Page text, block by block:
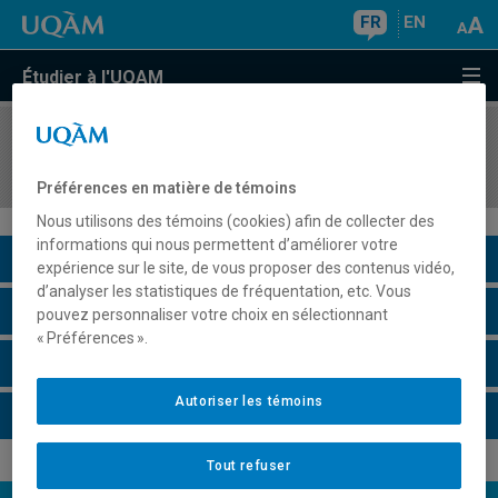
FR EN
Étudier à l'UQAM
COURS//
Description du cours
Horaire - Été 2026
Préférences en matière de témoins
Nous utilisons des témoins (cookies) afin de collecter des
informations qui nous permettent d’améliorer votre
expérience sur le site, de vous proposer des contenus vidéo,
d’analyser les statistiques de fréquentation, etc. Vous
pouvez personnaliser votre choix en sélectionnant
« Préférences ».
Tout refuser
Autoriser les témoins